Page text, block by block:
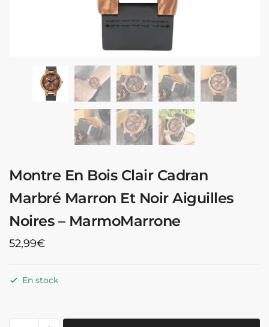
Montre En Bois Clair Cadran
Marbré Marron Et Noir Aiguilles
Noires – MarmoMarrone
52,99€
En stock